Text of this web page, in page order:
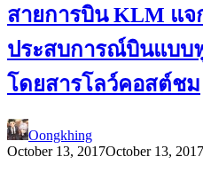
สายการบิน KLM แจ
ประสบการณ์บินแบบ
โดยสารโลว์คอสต์ชม
Oongkhing
October 13, 2017October 13, 2017